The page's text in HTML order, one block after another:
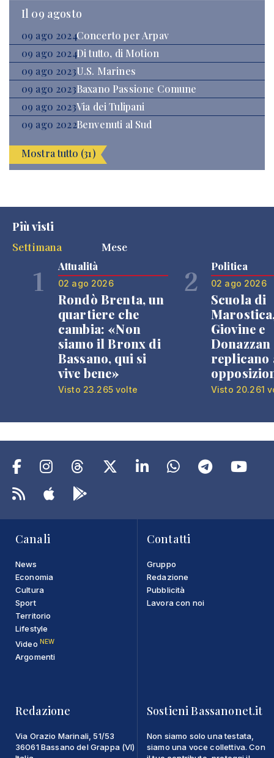
Il 09 agosto
09 ago 2024Concerto per Arpav
09 ago 2024Di tutto, di Motion
09 ago 2023U.S. Marines
09 ago 2023Baxano Passione Comune
09 ago 2023Via dei Tulipani
09 ago 2022Benvenuti al Sud
Mostra tutto (31)
Più visti
Settimana
Mese
1 Attualità
02 ago 2026
Rondò Brenta, un
quartiere che
cambia: «Non
siamo il Bronx di
Bassano, qui si
vive bene»
Visto 23.265 volte
2 Politica
02 ago 2026
Scuola di
Giovine e
Donazzan
replicano
Visto 20.261
Canali
News
Economia
Cultura
Sport
Territorio
Lifestyle
Video NEW
Argomenti
Contatti
Gruppo
Redazione
Pubblicità
Lavora con noi
Redazione
Via Orazio Marinali, 51/53
36061 Bassano del Grappa (VI)
Sostieni Bassanonet.it
Non siamo solo una testata,
siamo una voce collettiva. Con